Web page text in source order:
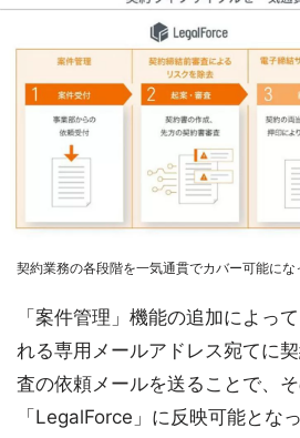
契約業務の各段階を一気通貫でカバー可能にな
「案件管理」機能の追加によっ
れる専用メールアドレス宛てに
査の依頼メールを送ることで、
「LegalForce」に反映可能とな